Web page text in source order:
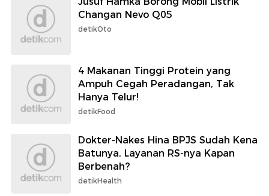
Changan Nevo Q05
detikOto
4 Makanan Tinggi Protein yang
Ampuh Cegah Peradangan, Tak
Hanya Telur!
detikFood
Dokter-Nakes Hina BPJS Sudah Kena
Batunya, Layanan RS-nya Kapan
Berbenah?
detikHealth